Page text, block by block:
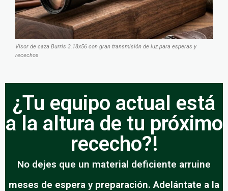
Visor de caza Burris 3.18x56 con gran transmisión de luz para esperas y
recechos
¿Tu equipo actual está
a la altura de tu próximo
rececho?!
No dejes que un material deficiente arruine
meses de espera y preparación. Adelántate a la